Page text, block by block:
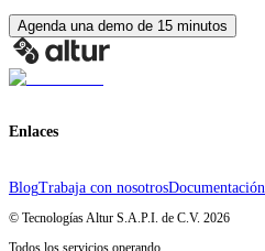
Agenda una demo de 15 minutos
Enlaces
BlogTrabaja con nosotrosDocumentación
© Tecnologías Altur S.A.P.I. de C.V. 2026
Todos los servicios operando